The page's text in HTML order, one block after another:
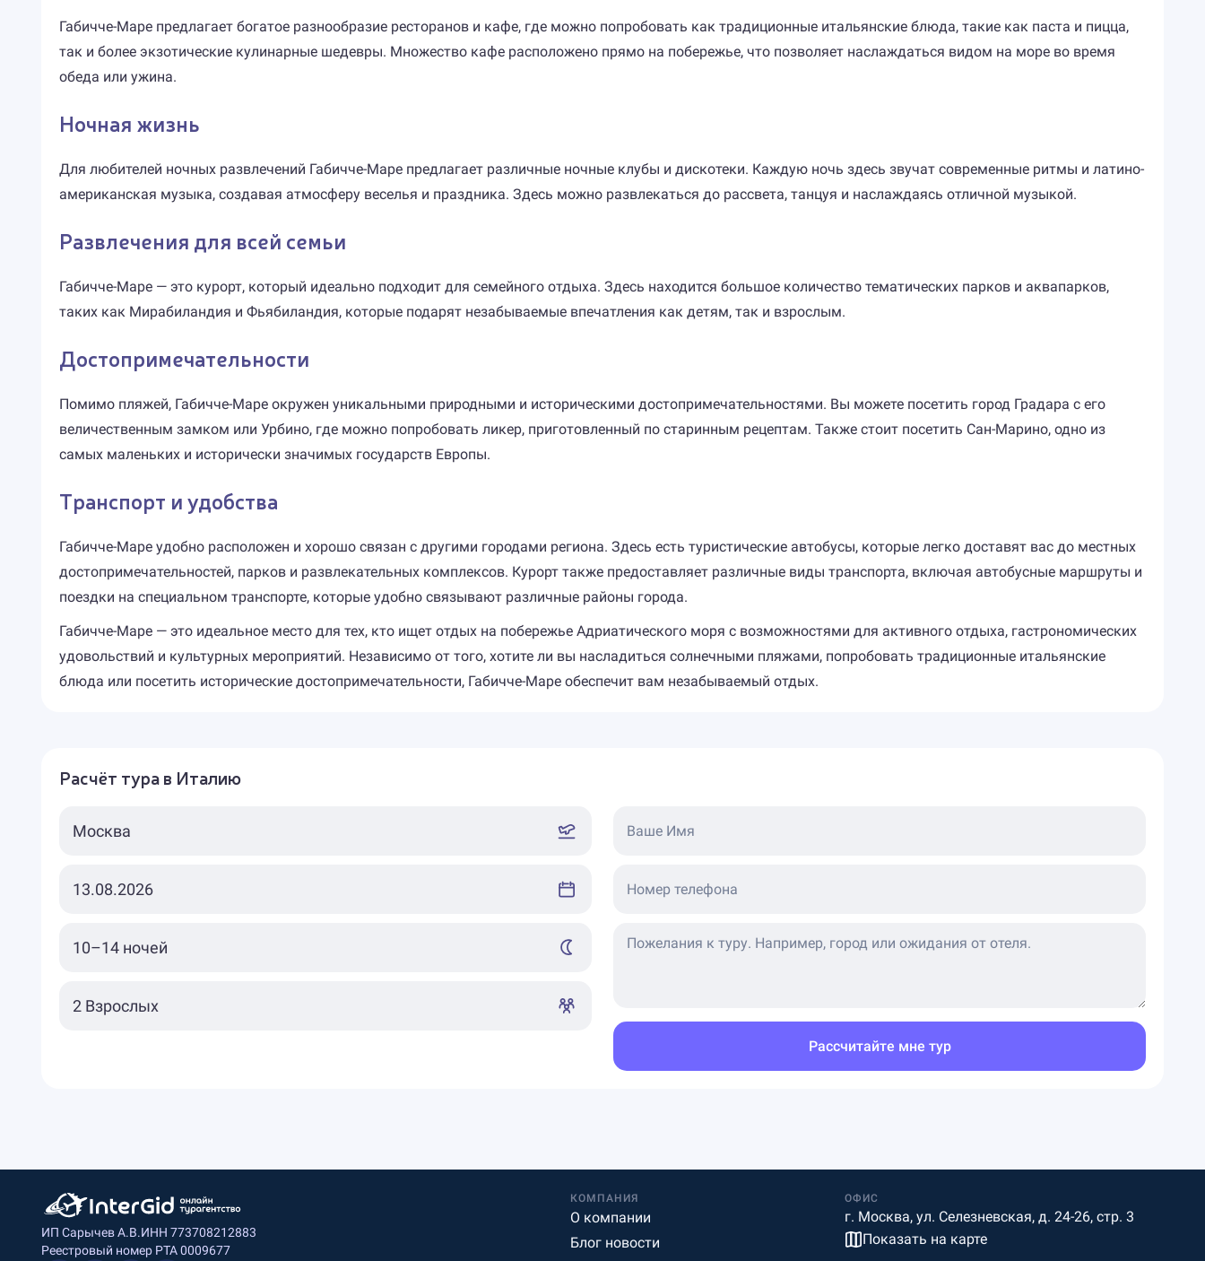
Габичче-Маре предлагает богатое разнообразие ресторанов и кафе, где можно попробовать как традиционные итальянские блюда, такие как паста и пицца,
так и более экзотические кулинарные шедевры. Множество кафе расположено прямо на побережье, что позволяет наслаждаться видом на море во время
обеда или ужина.
Ночная жизнь
Для любителей ночных развлечений Габичче-Маре предлагает различные ночные клубы и дискотеки. Каждую ночь здесь звучат современные ритмы и латино-
американская музыка, создавая атмосферу веселья и праздника. Здесь можно развлекаться до рассвета, танцуя и наслаждаясь отличной музыкой.
Развлечения для всей семьи
Габичче-Маре — это курорт, который идеально подходит для семейного отдыха. Здесь находится большое количество тематических парков и аквапарков,
таких как Мирабиландия и Фьябиландия, которые подарят незабываемые впечатления как детям, так и взрослым.
Достопримечательности
Помимо пляжей, Габичче-Маре окружен уникальными природными и историческими достопримечательностями. Вы можете посетить город Градара с его
величественным замком или Урбино, где можно попробовать ликер, приготовленный по старинным рецептам. Также стоит посетить Сан-Марино, одно из
самых маленьких и исторически значимых государств Европы.
Транспорт и удобства
Габичче-Маре удобно расположен и хорошо связан с другими городами региона. Здесь есть туристические автобусы, которые легко доставят вас до местных
достопримечательностей, парков и развлекательных комплексов. Курорт также предоставляет различные виды транспорта, включая автобусные маршруты и
поездки на специальном транспорте, которые удобно связывают различные районы города.
Габичче-Маре — это идеальное место для тех, кто ищет отдых на побережье Адриатического моря с возможностями для активного отдыха, гастрономических
удовольствий и культурных мероприятий. Независимо от того, хотите ли вы насладиться солнечными пляжами, попробовать традиционные итальянские
блюда или посетить исторические достопримечательности, Габичче-Маре обеспечит вам незабываемый отдых.
Расчёт тура в Италию
Ваше Имя
Номер телефона
Рассчитайте мне тур
ИП Сарычев А.В.ИНН 773708212883
Реестровый номер РТА 0009677
КОМПАНИЯ
О компании
Блог новости
ОФИС
г. Москва, ул. Селезневская, д. 24-26, стр. 3
Показать на карте